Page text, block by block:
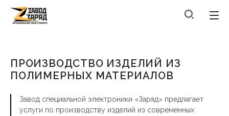
ПРОИЗВОДСТВО ИЗДЕЛИЙ ИЗ
ПОЛИМЕРНЫХ МАТЕРИАЛОВ
Завод специальной электроники «Заряд» предлагает
услуги по производству изделий из современных